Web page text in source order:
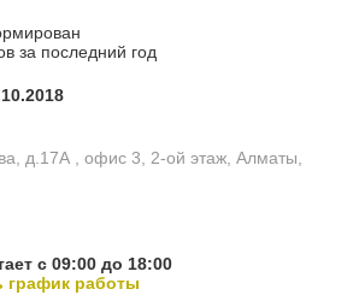
за последний год
д.17А , офис 3, 2-ой этаж, Алматы,
с 09:00 до 18:00
график работы